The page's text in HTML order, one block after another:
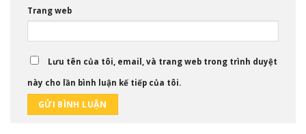
Trang web
Lưu tên của tôi, email, và trang web trong trình duyệt
này cho lần bình luận kế tiếp của tôi.